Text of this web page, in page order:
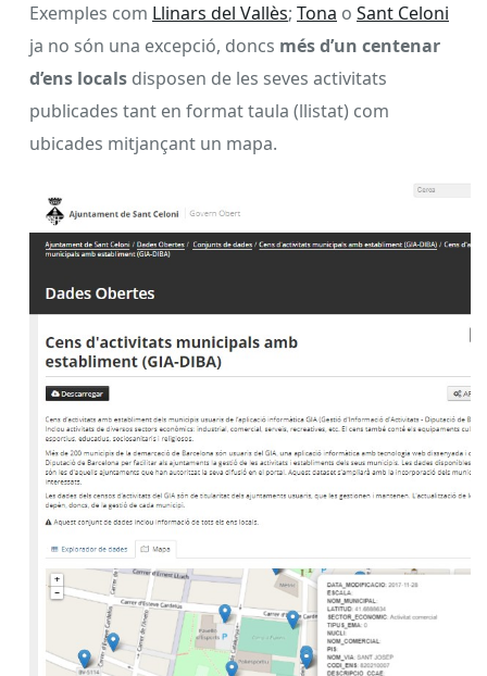
Exemples com Llinars del Vallès; Tona o Sant Celoni
ja no són una excepció, doncs més d’un centenar
d’ens locals disposen de les seves activitats
publicades tant en format taula (llistat) com
ubicades mitjançant un mapa.